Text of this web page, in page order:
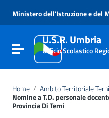
Vai al menu di navigazione
Vai al footer
Ministero dell'Istruzione e del
Attiva / disattiva la
U.S.R. Umbria
Ufficio Scolastico
Home / Ambito Territoriale Terni
Nomine a T.D. personale
Provincia Di Terni